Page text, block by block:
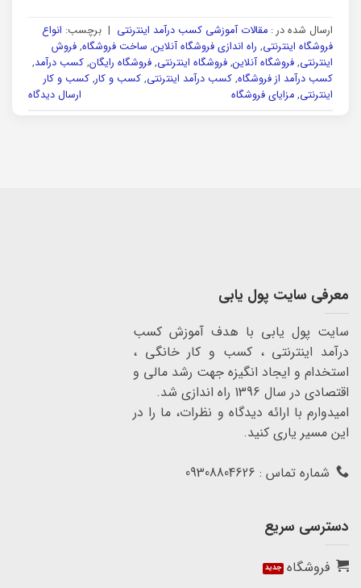
ارسال شده در : مقالات آموزشی کسب درآمد اینترنتی | برچسب: انواع
فروشگاه اینترنتی, راه اندازی فروشگاه آنلاین, ساخت فروشگاه, فروش
اینترنتی, فروشگاه آنلاین, فروشگاه اینترنتی, فروشگاه رایگان, کسب درآمد,
کسب درآمد از فروشگاه, کسب درآمد اینترنتی, کسب و کار, کسب و کار
اینترنتی, مزایای فروشگاه ارسال دیدگاه
معرفی سایت پول یابی
سایت پول یابی با هدف آموزش کسب
درآمد اینترنتی ، کسب و کار خانگی ،
استخدام و ایجاد انگیزه جهت رشد مالی و
اقتصادی در سال 1396 راه اندازی شد.
امیدوارم با ارائه دیدگاه و نظرات، ما را در
این مسیر یاری کنید.
شماره تماس : 09308804626
دسترسی سریع
فروشگاه